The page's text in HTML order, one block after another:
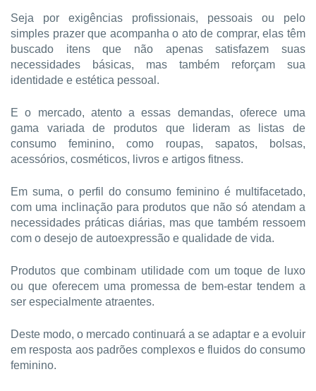
Seja por exigências profissionais, pessoais ou pelo
simples prazer que acompanha o ato de comprar, elas têm
buscado itens que não apenas satisfazem suas
necessidades básicas, mas também reforçam sua
identidade e estética pessoal.
E o mercado, atento a essas demandas, oferece uma
gama variada de produtos que lideram as listas de
consumo feminino, como roupas, sapatos, bolsas,
acessórios, cosméticos, livros e artigos fitness.
Em suma, o perfil do consumo feminino é multifacetado,
com uma inclinação para produtos que não só atendam a
necessidades práticas diárias, mas que também ressoem
com o desejo de autoexpressão e qualidade de vida.
Produtos que combinam utilidade com um toque de luxo
ou que oferecem uma promessa de bem-estar tendem a
ser especialmente atraentes.
Deste modo, o mercado continuará a se adaptar e a evoluir
em resposta aos padrões complexos e fluidos do consumo
feminino.